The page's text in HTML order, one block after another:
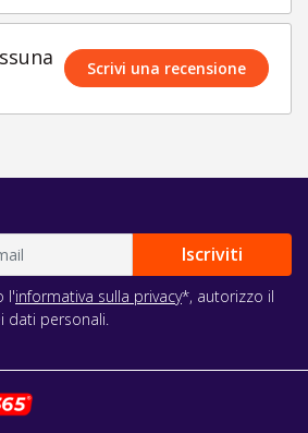
Scrivi una recensione
l'informativa sulla privacy*, autorizzo il
personali.